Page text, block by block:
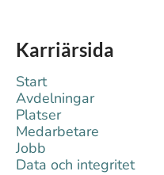
Karriärsida
Start
Avdelningar
Platser
Medarbetare
Jobb
Data och integritet